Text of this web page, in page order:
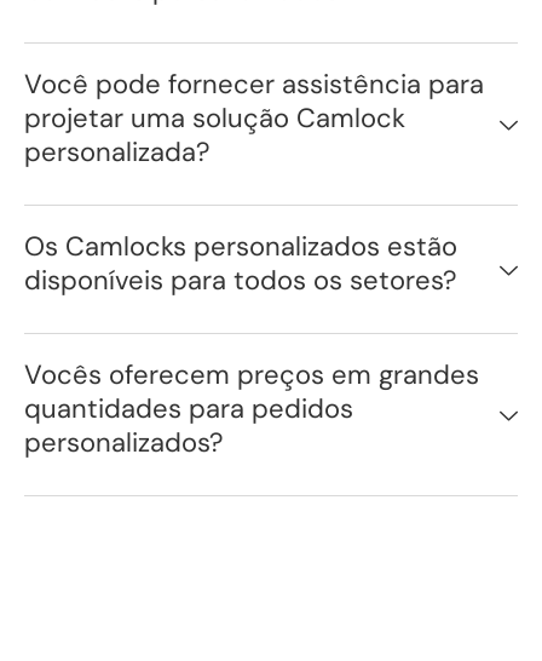
Você pode fornecer assistência para
projetar uma solução Camlock
personalizada?
Os Camlocks personalizados estão
disponíveis para todos os setores?
Vocês oferecem preços em grandes
quantidades para pedidos
personalizados?